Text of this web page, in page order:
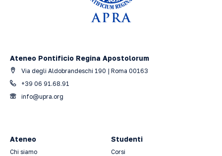
Ateneo Pontificio Regina Apostolorum
Via degli Aldobrandeschi 190 | Roma 00163
+39 06 91.68.91
info@upra.org
Ateneo
Chi siamo
Studenti
Corsi